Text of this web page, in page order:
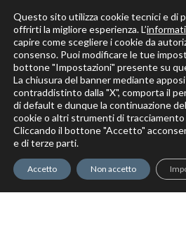
Solo per veri
Elite Pro
Questo sito utilizza cookie tecnici e di
offrirti la migliore esperienza. L’
capire come scegliere i cookie da
consenso. Puoi modificare le tue
bottone "Impostazioni" presente su
La chiusura del banner mediante
contraddistinto dalla "X", comporta il
di default e dunque la continuazione
cookie o altri strumenti di
Cliccando il bottone "Accetto"
e di terze parti.
Accetto Non accetto